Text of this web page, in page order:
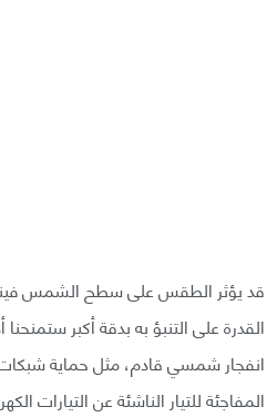
قد يؤثر الطقس على سطح الشمس
القدرة على التنبؤ به بدقة أكبر
انفجار شمسي قادم، مثل حماية شبكات
المفاجئة للتيار الناشئة عن التيارات